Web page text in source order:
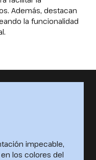
Además, destacan
la funcionalidad
impecable,
los colores del